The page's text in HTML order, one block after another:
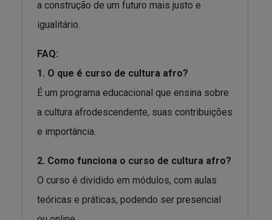
a construção de um futuro mais justo e
igualitário.
FAQ:
1. O que é curso de cultura afro?
É um programa educacional que ensina sobre
a cultura afrodescendente, suas contribuições
e importância.
2. Como funciona o curso de cultura afro?
O curso é dividido em módulos, com aulas
teóricas e práticas, podendo ser presencial